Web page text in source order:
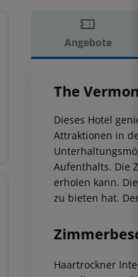
Angebote
The
Dieses Hotel
Attraktionen in
Aufenthalts. Die
erholen kann.
zu bieten hat.
Haartrockner